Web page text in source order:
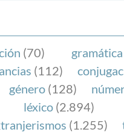
patrocinada por la
cuyo objetivo es
los medios de
(70) gramática
(112)
género (128)
léxico (2.894)
(1.255)